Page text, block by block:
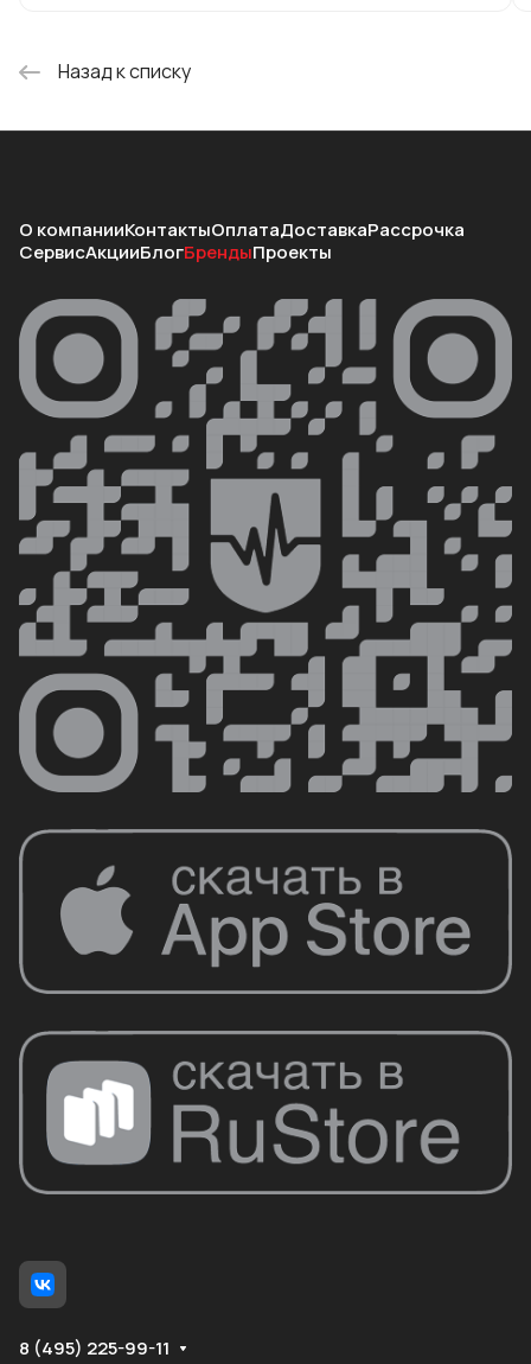
Назад к списку
О компанииКонтактыОплатаДоставкаРассрочка
СервисАкцииБлогБрендыПроекты
8 (495) 225-99-11